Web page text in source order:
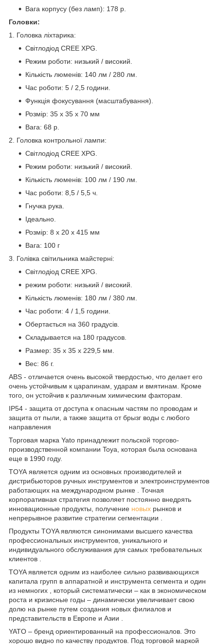
Вага корпусу (без ламп): 178 р.
Головки:
1. Головка ліхтарика:
Світлодіод CREE XPG.
Режим роботи: низький / високий.
Кількість люменів: 140 лм / 280 лм.
Час роботи: 5 / 2,5 години.
Функція фокусування (масштабування).
Розмір: 35 х 35 х 70 мм
Вага: 68 р.
2. Головка контрольної лампи:
Світлодіод CREE XPG.
Режим роботи: низький / високий.
Кількість люменів: 100 лм / 190 лм.
Час роботи: 8,5 / 5,5 ч.
Гнучка рука.
Ідеально.
Розмір: 8 х 20 х 415 мм
Вага: 100 г
3. Голівка світильника майстерні:
Світлодіод CREE XPG.
режим роботи: низький / високий.
Кількість люменів: 180 лм / 380 лм.
Час роботи: 4 / 1,5 години.
Обертається на 360 градусів.
Складывается на 180 градусов.
Размер: 35 х 35 х 229,5 мм.
Вес: 86 г.
ABS - отличается очень высокой твердостью, что делает его
очень устойчивым к царапинам, ударам и вмятинам. Кроме
того, он устойчив к различным химическим факторам.
IP54 - защита от доступа к опасным частям по проводам и
защита от пыли, а также защита от брызг воды с любого
направления
Торговая марка Yato принадлежит польской торгово-
производственной компании Toya, которая была основана
еще в 1990 году.
TOYA является одним из основных производителей и
дистрибьюторов ручных инструментов и электроинструментов
работающих на международном рынке . Точная
корпоративная стратегия позволяет постоянно внедрять
инновационные продукты, получение новых рынков и
непрерывное развитие стратегии сегментации .
Продукты TOYA являются синонимами высшего качества
профессиональных инструментов, уникального и
индивидуального обслуживания для самых требовательных
клиентов .
TOYA является одним из наиболее сильно развивающихся
капитала групп в аппаратной и инструмента сегмента и один
из немногих , который систематически – как в экономическом
роста и кризисные годы – динамически увеличивает свою
долю на рынке путем создания новых филиалов и
представительств в Европе и Азии .
YATO – бренд ориентированный на профессионалов. Это
хорошо видно по качеству продуктов. Под торговой маркой